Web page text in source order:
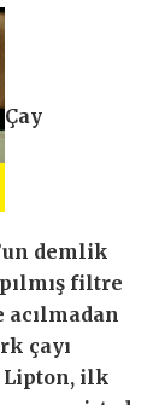
Çay
demlik
filtre
acılmadan
çayı
Lipton, ilk